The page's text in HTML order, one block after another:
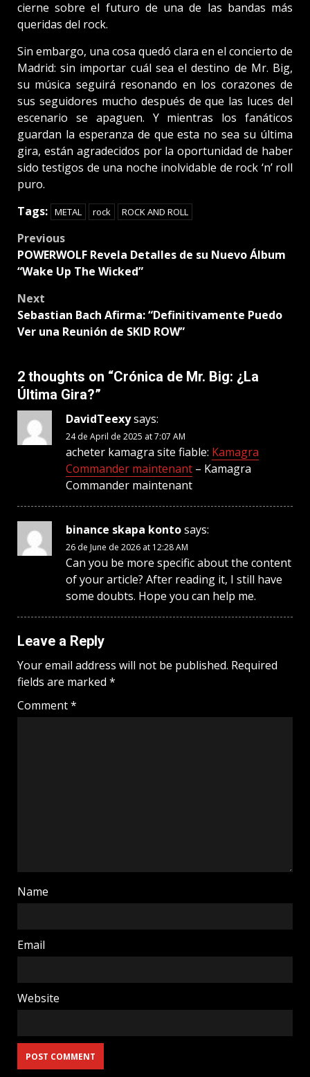
cierne sobre el futuro de una de las bandas más
queridas del rock.
Sin embargo, una cosa quedó clara en el concierto de
Madrid: sin importar cuál sea el destino de Mr. Big,
su música seguirá resonando en los corazones de
sus seguidores mucho después de que las luces del
escenario se apaguen. Y mientras los fanáticos
guardan la esperanza de que esta no sea su última
gira, están agradecidos por la oportunidad de haber
sido testigos de una noche inolvidable de rock ‘n’ roll
puro.
Tags: METAL rock ROCK AND ROLL
Post
navigation
Previous
POWERWOLF Revela Detalles de su Nuevo Álbum
“Wake Up The Wicked”
Next
Sebastian Bach Afirma: “Definitivamente Puedo
Ver una Reunión de SKID ROW”
2 thoughts on “Crónica de Mr. Big: ¿La
Última Gira?”
DavidTeexysays:
24 de April de 2025 at 7:07 AM
acheter kamagra site fiable: Kamagra
Commander maintenant – Kamagra
Commander maintenant
binance skapa kontosays:
26 de June de 2026 at 12:28 AM
Can you be more specific about the content
of your article? After reading it, I still have
some doubts. Hope you can help me.
Leave a Reply
Your email address will not be published. Required
fields are marked *
Comment*
Name
Email
Website